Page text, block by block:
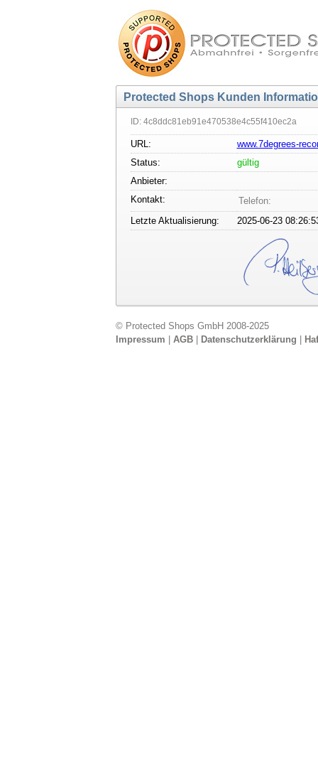
Protected Shops Kunden
ID: 4c8ddc81eb91e470538e4c55f410ec2a
URL:
www.7degrees-
Status:
gültig
Anbieter:
Kontakt:
Telefon:
Letzte Aktualisierung:
2025-06-23
© Protected Shops GmbH 2008-2025
Impressum
AGB Datenschutzerklärung